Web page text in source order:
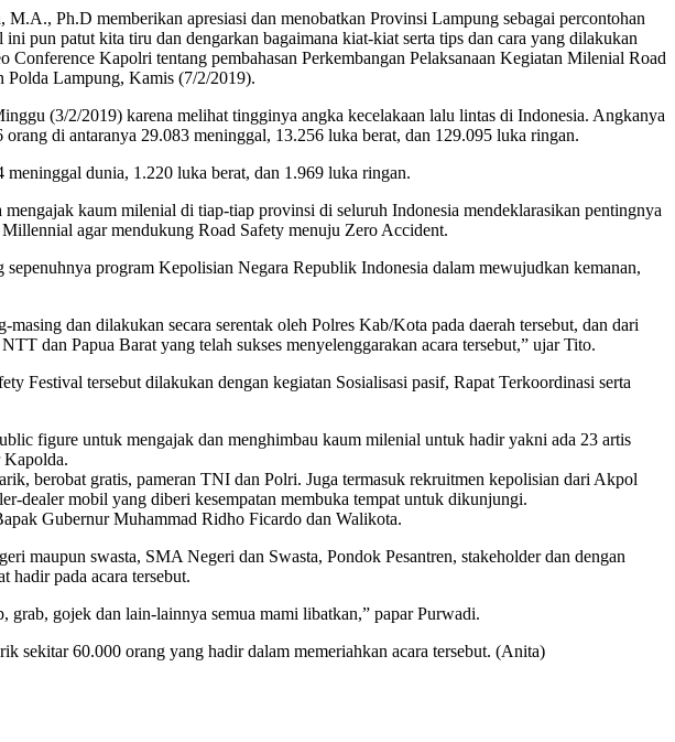
Ph.D memberikan apresiasi dan menobatkan Provinsi Lampung sebagai percontohan
pun patut kita tiru dan dengarkan bagaimana kiat-kiat serta tips dan cara yang dilakukan
Kapolri tentang pembahasan Perkembangan Pelaksanaan Kegiatan Milenial Road
Polda Lampung, Kamis (7/2/2019).
(3/2/2019) karena melihat tingginya angka kecelakaan lalu lintas di Indonesia. Angkanya
di antaranya 29.083 meninggal, 13.256 luka berat, dan 129.095 luka ringan.
dunia, 1.220 luka berat, dan 1.969 luka ringan.
kaum milenial di tiap-tiap provinsi di seluruh Indonesia mendeklarasikan pentingnya
agar mendukung Road Safety menuju Zero Accident.
program Kepolisian Negara Republik Indonesia dalam mewujudkan kemanan,
dan dilakukan secara serentak oleh Polres Kab/Kota pada daerah tersebut, dan dari
dan Papua Barat yang telah sukses menyelenggarakan acara tersebut,” ujar Tito.
Festival tersebut dilakukan dengan kegiatan Sosialisasi pasif, Rapat Terkoordinasi serta
figure untuk mengajak dan menghimbau kaum milenial untuk hadir yakni ada 23 artis
berobat gratis, pameran TNI dan Polri. Juga termasuk rekruitmen kepolisian dari Akpol
dealer mobil yang diberi kesempatan membuka tempat untuk dikunjungi.
Gubernur Muhammad Ridho Ficardo dan Walikota.
maupun swasta, SMA Negeri dan Swasta, Pondok Pesantren, stakeholder dan dengan
hadir pada acara tersebut.
gojek dan lain-lainnya semua mami libatkan,” papar Purwadi.
sekitar 60.000 orang yang hadir dalam memeriahkan acara tersebut. (Anita)